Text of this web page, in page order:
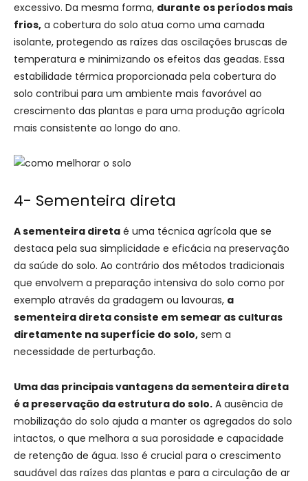
excessivo. Da mesma forma, durante os períodos mais
frios, a cobertura do solo atua como uma camada
isolante, protegendo as raízes das oscilações bruscas de
temperatura e minimizando os efeitos das geadas. Essa
estabilidade térmica proporcionada pela cobertura do
solo contribui para um ambiente mais favorável ao
crescimento das plantas e para uma produção agrícola
mais consistente ao longo do ano.
4- Sementeira direta
A sementeira direta é uma técnica agrícola que se
destaca pela sua simplicidade e eficácia na preservação
da saúde do solo. Ao contrário dos métodos tradicionais
que envolvem a preparação intensiva do solo como por
exemplo através da gradagem ou lavouras, a
sementeira direta consiste em semear as culturas
diretamente na superfície do solo, sem a
necessidade de perturbação.
Uma das principais vantagens da sementeira direta
é a preservação da estrutura do solo. A ausência de
mobilização do solo ajuda a manter os agregados do solo
intactos, o que melhora a sua porosidade e capacidade
de retenção de água. Isso é crucial para o crescimento
saudável das raízes das plantas e para a circulação de ar